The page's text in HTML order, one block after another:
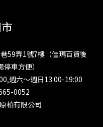
59弄1號7樓（佳瑪百貨後
車方便）
週六～週日13:00-19:00
0052
柏有限公司